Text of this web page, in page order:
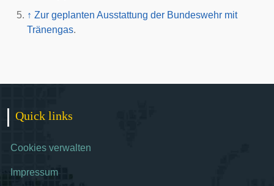
↑ Zur geplanten Ausstattung der Bundeswehr mit
Tränengas.
Quick links
Cookies verwalten
Impressum